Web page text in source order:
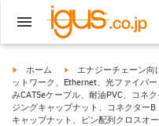
igus-icon-arrow-right
ホーム igus-icon-arrow-right
エナジーチェーン向
ットワーク、Ethernet、光ファイバ
みCAT5eケーブル、耐油PVC、コネ
ジングキャップナット、コネクター
キャップナット、ピン配列クロスオ